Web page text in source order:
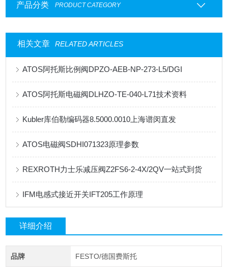
产品分类 PRODUCT CATEGORY
相关文章 RELATED ARTICLES
ATOS阿托斯比例阀DPZO-AEB-NP-273-L5/DGI
ATOS阿托斯电磁阀DLHZO-TE-040-L71技术资料
Kubler库伯勒编码器8.5000.0010上海谱闵直发
ATOS电磁阀SDHI071323原理参数
REXROTH力士乐减压阀Z2FS6-2-4X/2QV一站式到货
IFM电感式接近开关IFT205工作原理
详细介绍
品牌 FESTO/德国费斯托